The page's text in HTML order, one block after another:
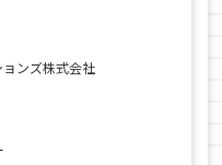
ンズ株式会社